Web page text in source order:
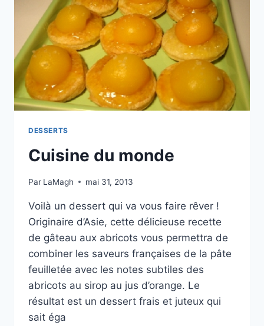
DESSERTS
Cuisine du monde
Par LaMagh mai 31, 2013
Voilà un dessert qui va vous faire rêver !
Originaire d’Asie, cette délicieuse recette
de gâteau aux abricots vous permettra de
combiner les saveurs françaises de la pâte
feuilletée avec les notes subtiles des
abricots au sirop au jus d’orange. Le
résultat est un dessert frais et juteux qui
sait éga